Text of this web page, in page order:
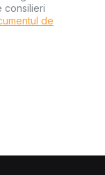
consilieri
de